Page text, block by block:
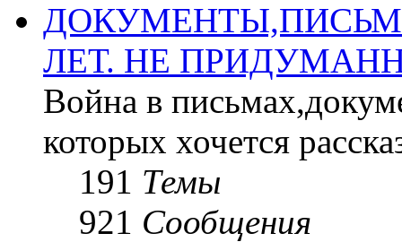
ЛЕТ. НЕ
Война в
которых хочется
191 Темы
921 Сообщения